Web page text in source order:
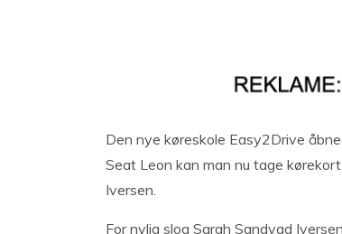
Den nye køreskole Easy2Drive
Seat Leon kan man nu tage
Iversen.
For nylig slog Sarah Sandvad